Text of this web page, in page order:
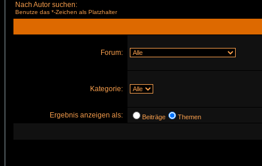
Nach Autor suchen:
Benutze das *-Zeichen als Platzhalter
Forum:
Kategorie:
Ergebnis anzeigen als: Beiträge Themen